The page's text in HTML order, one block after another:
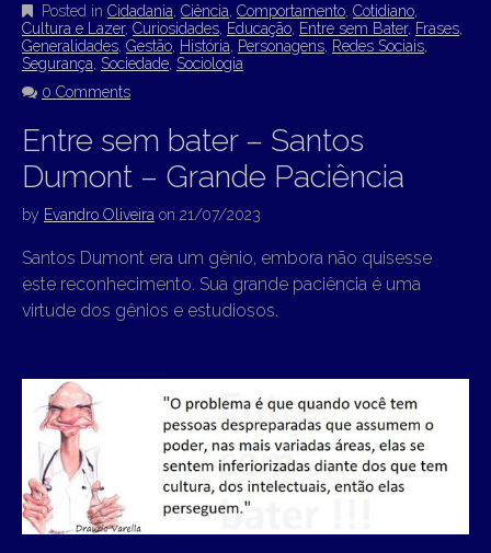
Posted in Cidadania Ciência Comportamento Cotidiano
Cultura e Lazer, Curiosidades Educação Entre sem Bater, Frases
Generalidades Gestão História Personagens Redes Sociais
Segurança Sociedade Sociologia
0 Comments
Entre sem bater – Santos
Dumont – Grande Paciência
by Evandro Oliveira on 21/07/2023
Santos Dumont era um gênio, embora não quisesse
este reconhecimento. Sua grande paciência é uma
virtude dos gênios e estudiosos.